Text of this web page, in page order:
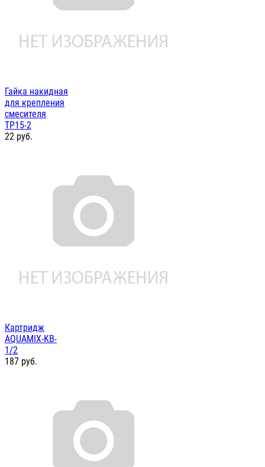
Гайка накидная
для крепления
смесителя
ТР15-2
22 руб.
Картридж
AQUAMIX-KB-
1/2
187 руб.